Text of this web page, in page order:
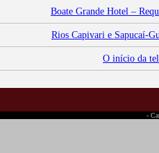
Boate Grande Hotel –
Rios Capivari e Sapucaí-
O início da
-